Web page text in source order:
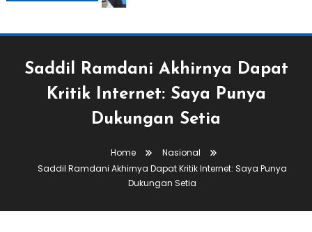
Saddil Ramdani Akhirnya Dapat
Kritik Internet: Saya Punya
Dukungan Setia
Home
Nasional
Saddil Ramdani Akhirnya Dapat Kritik Internet: Saya Punya
Dukungan Setia